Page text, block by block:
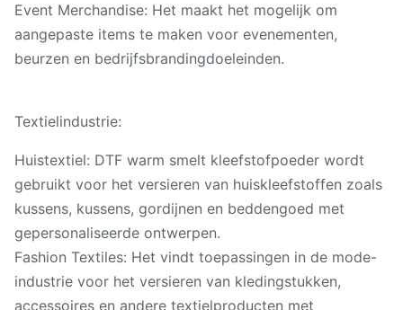
Event Merchandise: Het maakt het mogelijk om
aangepaste items te maken voor evenementen,
beurzen en bedrijfsbrandingdoeleinden.
Textielindustrie:
Huistextiel: DTF warm smelt kleefstofpoeder wordt
gebruikt voor het versieren van huiskleefstoffen zoals
kussens, kussens, gordijnen en beddengoed met
gepersonaliseerde ontwerpen.
Fashion Textiles: Het vindt toepassingen in de mode-
industrie voor het versieren van kledingstukken,
accessoires en andere textielproducten met